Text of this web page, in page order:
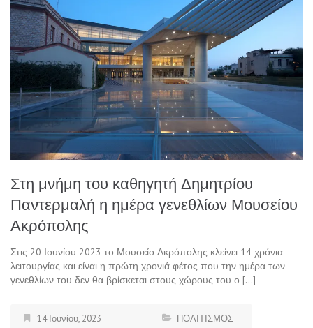
Στη μνήμη του καθηγητή Δημητρίου
Παντερμαλή η ημέρα γενεθλίων Μουσείου
Ακρόπολης
Στις 20 Ιουνίου 2023 το Μουσείο Ακρόπολης κλείνει 14 χρόνια
λειτουργίας και είναι η πρώτη χρονιά φέτος που την ημέρα των
γενεθλίων του δεν θα βρίσκεται στους χώρους του ο […]
14 Ιουνίου, 2023 ΠΟΛΙΤΙΣΜΟΣ